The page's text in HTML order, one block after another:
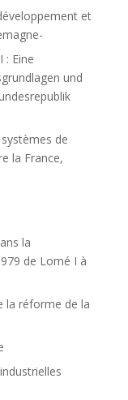
et
: Eine
und
de
la France,
la
de Lomé I à
la réforme de la